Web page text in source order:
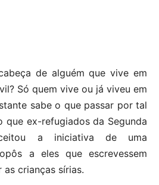
de alguém que vive em
Só quem vive ou já viveu em
sabe o que passar por tal
que ex-refugiados da Segunda
a iniciativa de uma
a eles que escrevessem
crianças sírias.